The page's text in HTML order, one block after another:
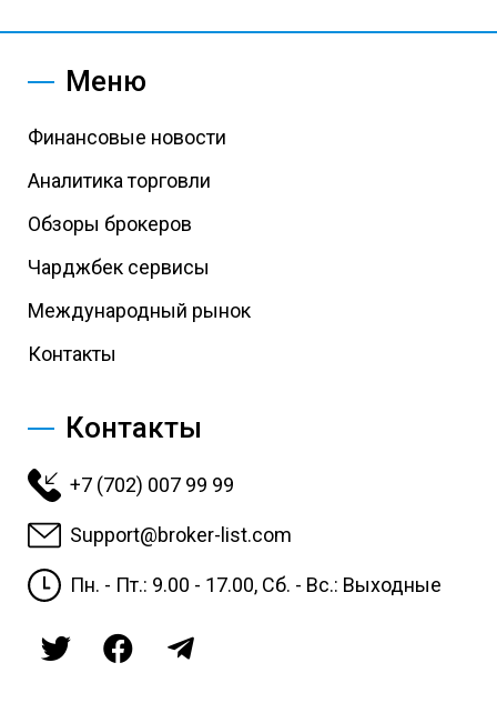
Меню
Финансовые новости
Аналитика торговли
Обзоры брокеров
Чарджбек сервисы
Международный рынок
Контакты
Контакты
+7 (702) 007 99 99
Support@broker-list.com
Пн. - Пт.: 9.00 - 17.00, Сб. - Вс.: Выходные